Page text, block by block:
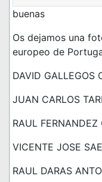
buenas
Os dejamos una
europeo de
DAVID GALLEGOS
JUAN CARLOS
RAUL FERNANDEZ
VICENTE JOSE
RAUL DARAS